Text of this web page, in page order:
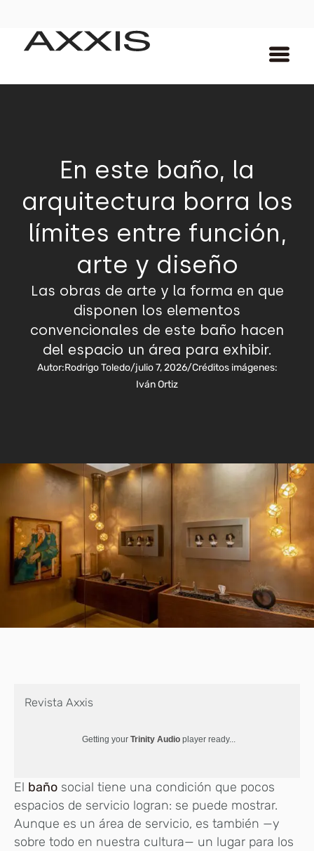
En este baño, la
arquitectura borra los
límites entre función,
arte y diseño
Las obras de arte y la forma en que
disponen los elementos
convencionales de este baño hacen
del espacio un área para exhibir.
Autor:Rodrigo Toledo/julio 7, 2026/Créditos imágenes:
Iván Ortiz
Revista Axxis
Getting your Trinity Audio player ready...
El baño social tiene una condición que pocos
espacios de servicio logran: se puede mostrar.
Aunque es un área de servicio, es también —y
sobre todo en nuestra cultura— un lugar para los